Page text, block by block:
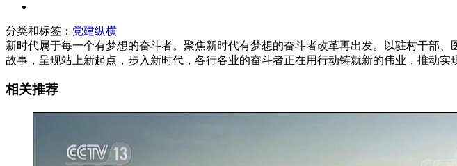
分类和标签： 党建纵横
新时代属于每一个有梦想的奋斗者。聚焦新时代有梦想的奋斗者改革再出发。以驻村干部
故事，呈现站上新起点，步入新时代，各行各业的奋斗者正在用行动铸就新的伟业，推动实
相关推荐